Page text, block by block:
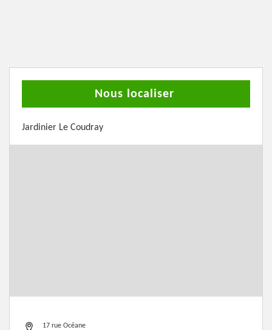
Nous localiser
Jardinier Le Coudray
17 rue Océane